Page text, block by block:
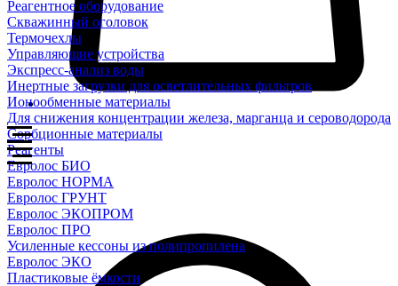
Реагентное оборудование
Скважинный оголовок
Термочехлы
Управляющие устройства
Экспресс-анализ воды
Инертные загрузки для осветлительных фильтров
Ионообменные материалы
Для снижения концентрации железа, марганца и сероводорода
Сорбционные материалы
Реагенты
Евролос БИО
Евролос НОРМА
Евролос ГРУНТ
Евролос ЭКОПРОМ
Евролос ПРО
Усиленные кессоны из полипропилена
Евролос ЭКО
Пластиковые ёмкости